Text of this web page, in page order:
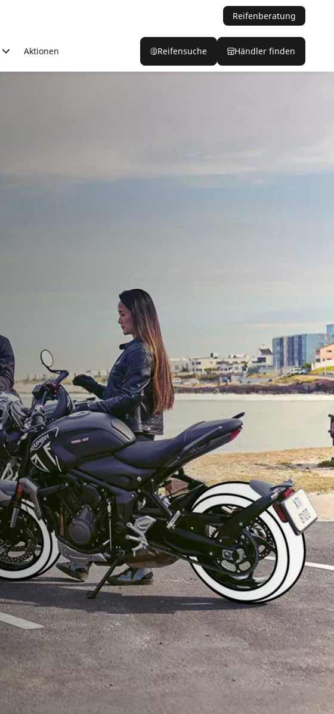
Reifenberatung
Aktionen Reifensuche Händler finden